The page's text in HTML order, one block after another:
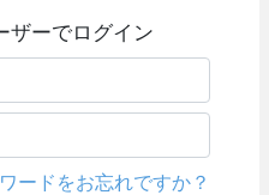
ザーでログイン
ードをお忘れですか？